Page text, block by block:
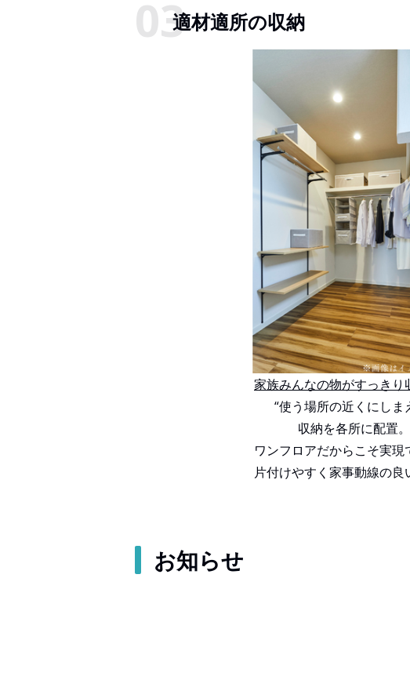
適材適所の収納
家族みんなの物がすっきり
“使う場所の近くにしま
収納を各所に配置。
ワンフロアだからこそ実現
片付けやすく家事動線の良
お知らせ